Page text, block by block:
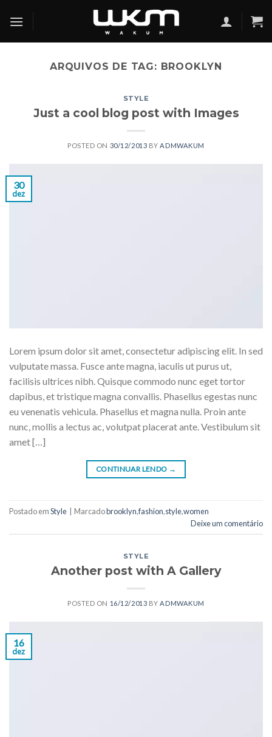
ARQUIVOS DE TAG: BROOKLYN
STYLE
Just a cool blog post with Images
POSTED ON 30/12/2013 BY ADMWAKUM
30
dez
Lorem ipsum dolor sit amet, consectetur adipiscing elit. In sed
vulputate massa. Fusce ante magna, iaculis ut purus ut,
facilisis ultrices nibh. Quisque commodo nunc eget tortor
dapibus, et tristique magna convallis. Phasellus egestas nunc
eu venenatis vehicula. Phasellus et magna nulla. Proin ante
nunc, mollis a lectus ac, volutpat placerat ante. Vestibulum sit
amet […]
CONTINUAR LENDO →
Postado emStyle Marcadobrooklyn,fashion,style,women
Deixe um comentário
STYLE
Another post with A Gallery
POSTED ON 16/12/2013 BYADMWAKUM
16
dez